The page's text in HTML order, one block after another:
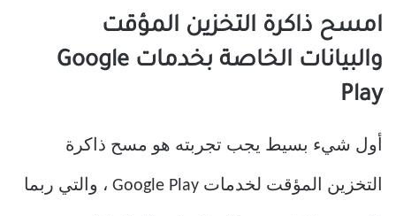
امسح ذاكرة التخزين المؤقت
والبيانات الخاصة بخدمات Google
Play
أول شيء بسيط يجب تجربته هو مسح ذاكرة
التخزين المؤقت لخدمات Google Play ، والتي ربما